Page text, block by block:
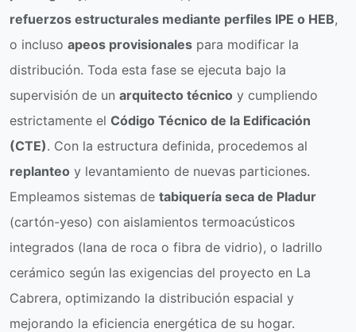
refuerzos estructurales mediante perfiles IPE o HEB,
o incluso apeos provisionales para modificar la
distribución. Toda esta fase se ejecuta bajo la
supervisión de un arquitecto técnico y cumpliendo
estrictamente el Código Técnico de la Edificación
(CTE). Con la estructura definida, procedemos al
replanteo y levantamiento de nuevas particiones.
Empleamos sistemas de tabiquería seca de Pladur
(cartón-yeso) con aislamientos termoacústicos
integrados (lana de roca o fibra de vidrio), o ladrillo
cerámico según las exigencias del proyecto en La
Cabrera, optimizando la distribución espacial y
mejorando la eficiencia energética de su hogar.